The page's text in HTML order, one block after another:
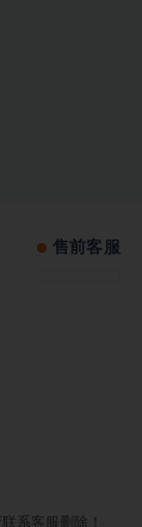
售前客服
系客服删除！